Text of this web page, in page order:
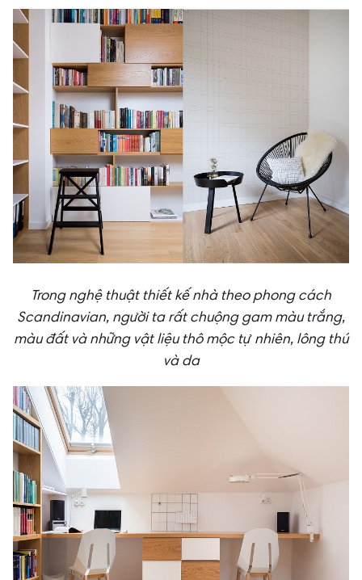
Trong nghệ thuật thiết kế nhà theo phong cách
Scandinavian, người ta rất chuộng gam màu trắng,
màu đất và những vật liệu thô mộc tự nhiên, lông thú
và da